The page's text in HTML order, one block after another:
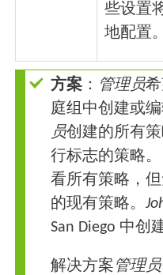
些设置
地配置。
方案 ： 管理员
庭组中创建或
员创建的所有
行标志的策略。
看所有策略，
的现有策略。
San Diego 中创
解决方案 管理员